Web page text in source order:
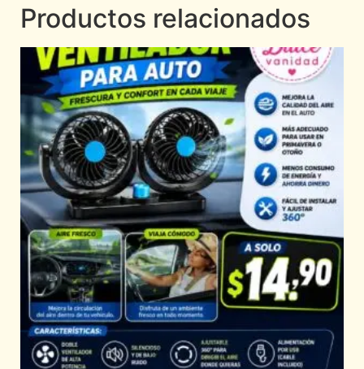
Productos relacionados